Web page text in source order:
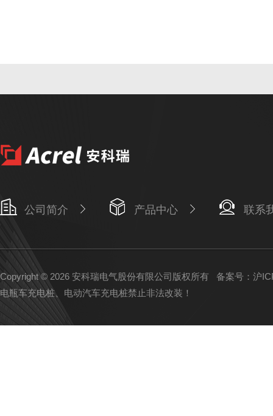
公司简介 产品中心 联系
Copyright © 2026 安科瑞电气股份有限公司版权所有 备案号：沪
电瓶车充电桩、电动汽车充电桩禁止非法改装！